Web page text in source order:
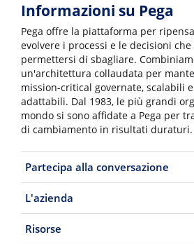
Informazioni su Pega
Pega offre la piattaforma per
evolvere i processi e le decisioni
permettersi di sbagliare.
un'architettura collaudata per
mission-critical governate, scalabili
adattabili. Dal 1983, le più grandi
mondo si sono affidate a Pega per
di cambiamento in risultati duraturi.
Partecipa alla conversazione
L'azienda
Risorse